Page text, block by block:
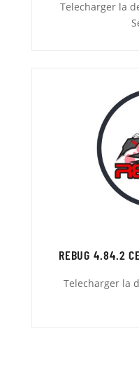
Telecharger la
REBUG 4.84.2
Telecharger la